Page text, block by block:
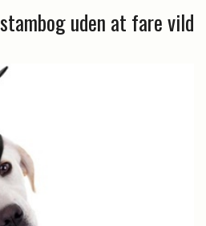
uden at fare vild